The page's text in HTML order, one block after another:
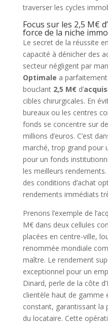
traverser les cycles
Focus sur les 2,5 M€
force de la niche
Le secret de la réussite
capacité à dénicher des
secteur négligent par
Optimale a
bouclant 2,5 M€d’
cibles chirurgicales. En
bureaux ou les centres
fonds se concentre sur
millions d’euros. C’est
marché, trop grand pour
pour un fonds
les meilleurs
des conditions d’achat
rendements immédiats
Prenons l’exemple de
M€ dans deux cellules
placées en centre-ville,
renommée mondiale
maître. Le rendement
exceptionnel pour un
Dinard, perle de la côte
clientèle haut de gamme
constant, garantissant la
du locataire. Cette